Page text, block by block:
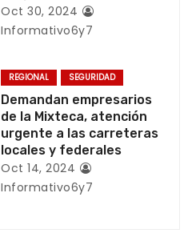
Oct 30, 2024
Informativo6y7
REGIONAL SEGURIDAD
Demandan empresarios
de la Mixteca, atención
urgente a las carreteras
locales y federales
Oct 14, 2024
Informativo6y7